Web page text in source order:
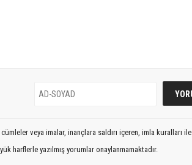
veya imalar, inançlara saldırı içeren, imla kuralları ile
harflerle yazılmış yorumlar onaylanmamaktadır.